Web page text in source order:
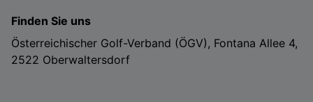
Finden Sie uns
Österreichischer Golf-Verband (ÖGV), Fontana Allee 4,
2522 Oberwaltersdorf